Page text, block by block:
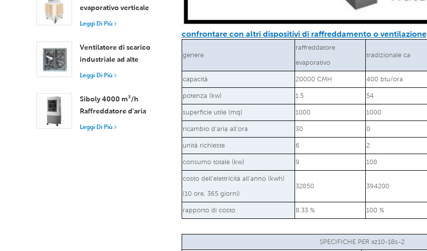
evaporativo verticale
con ruote e
d'aria 18000 m³/h
Leggi Di Più
Ventilatore di scarico
industriale ad alte
prestazioni con flusso
per una ventilazione
superiore
Leggi Di Più
Siboly 4000 m³/h
Raffreddatore d'aria
portatile industriale
Leggi Di Più
confrontare con altri dispositivi di raffreddamento o ventilazione
genere
raffreddatore
evaporativo
tradizionale ca
capacità 20000 CMH 400 btu/ora
potenza (kw) 1.5 54
superficie utile (mq) 1000 1000
ricambio d'aria all'ora 30 0
unità richieste 6 2
consumo totale (kw) 9 108
costo dell'elettricità all'anno (kwh)
(10 ore, 365 giorni)
32850 394200
rapporto di costo 8.33 % 100 %
SPECIFICHE PER xz10-18s-2